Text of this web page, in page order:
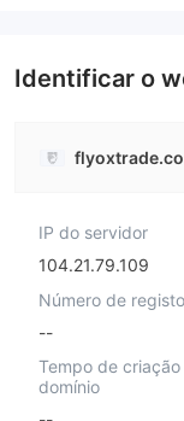
Identificar o
IP do servidor
104.21.79.109
Número de registo
--
Tempo de
domínio